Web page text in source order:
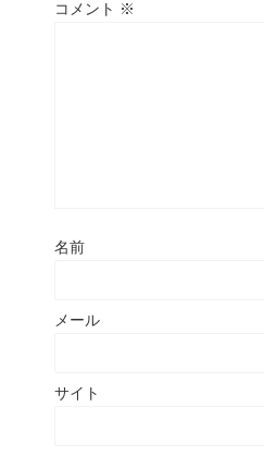
コメント ※
名前
メール
サイト